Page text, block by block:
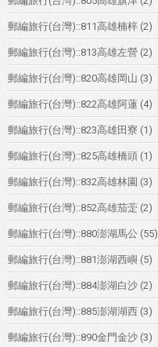
郵編旅行(台灣)::811高雄楠梓 (2)
郵編旅行(台灣)::813高雄左營 (2)
郵編旅行(台灣)::820高雄岡山 (3)
郵編旅行(台灣)::822高雄阿蓮 (4)
郵編旅行(台灣)::823高雄田寮 (1)
郵編旅行(台灣)::825高雄橋頭 (1)
郵編旅行(台灣)::832高雄林園 (3)
郵編旅行(台灣)::852高雄茄萣 (2)
郵編旅行(台灣)::880澎湖馬公 (55)
郵編旅行(台灣)::881澎湖西嶼 (5)
郵編旅行(台灣)::884澎湖白沙 (2)
郵編旅行(台灣)::885澎湖湖西 (3)
郵編旅行(台灣)::890金門金沙 (3)